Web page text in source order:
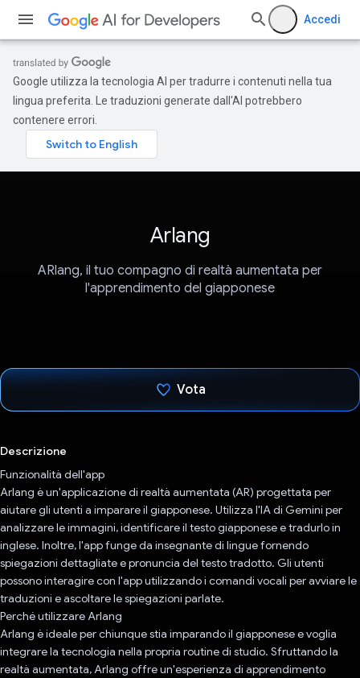
Accedi
Google utilizza la tecnologia AI per tradurre i contenuti nella tua
lingua preferita. Le traduzioni generate dall'AI potrebbero
contenere errori.
Arlang
ARlang, il tuo compagno di realtà aumentata per
l'apprendimento del giapponese
Vota
Descrizione
Funzionalità dell'app
Arlang è un'applicazione di realtà aumentata (AR) progettata per
aiutare gli utenti a imparare il giapponese. Utilizza l'IA di Gemini per
analizzare le immagini, identificare il testo giapponese e tradurlo in
inglese. Inoltre, l'app funge da insegnante di lingue fornendo
spiegazioni dettagliate e pronuncia del testo tradotto. Gli utenti
possono interagire con l'app utilizzando i comandi vocali per avviare le
traduzioni e ascoltare le spiegazioni parlate.
Perché utilizzare Arlang
Arlang è ideale per chiunque stia imparando il giapponese e voglia
integrare la tecnologia nella propria routine di studio. Sfruttando la
realtà aumentata, Arlang offre un'esperienza di apprendimento